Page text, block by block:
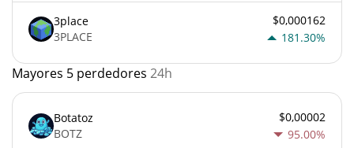
3place
3PLACE
$0,000162
181.30%
Mayores 5 perdedores 24h
Botatoz
BOTZ
$0,00002
95.00%